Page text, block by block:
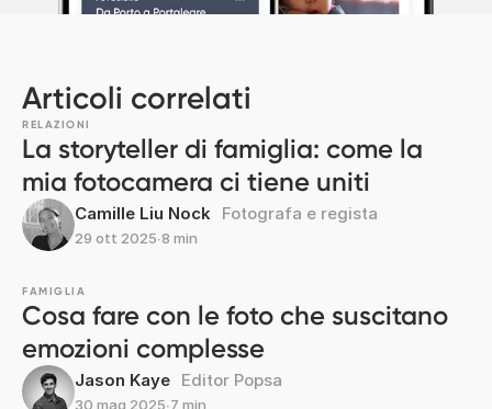
Articoli correlati
RELAZIONI
La storyteller di famiglia: come la
mia fotocamera ci tiene uniti
Camille Liu Nock Fotografa e regista
29 ott 2025∙8 min
FAMIGLIA
Cosa fare con le foto che suscitano
emozioni complesse
Jason Kaye Editor Popsa
30 mag 2025∙7 min